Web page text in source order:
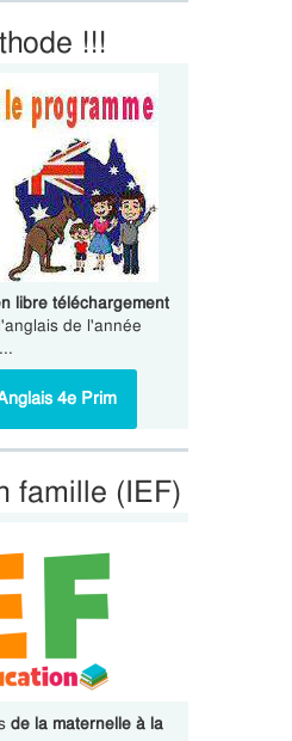
!!!
libre téléchargement
de l'année
4e Prim
famille (IEF)
de la maternelle à la